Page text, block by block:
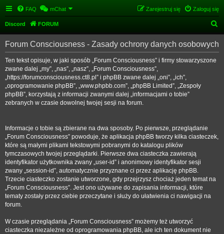
FAQ mChat Zaloguj się
Zarejestruj się
Discord FORUM
z
Forum Consciousness - Zasady ochrony danych osobowych
Ten tekst opisuje, w jaki sposób „Forum Consciousness” i firmy stowarzyszone
zwane dalej „my”, „nas”, „nasz”, „Forum Consciousness”,
„https://forumconsciousness.ct8.pl” i phpBB zwane dalej „oni”, „ich”,
„oprogramowanie phpBB”, „www.phpbb.com”, „phpBB Limited”, „Zespoły
phpBB”, korzystają z informacji zwanymi dalej „informacjami o tobie”
zebranych w czasie dowolnej twojej sesji na forum.
Informacje o tobie są zbierane na dwa sposoby. Po pierwsze, przeglądanie
„Forum Consciousness” powoduje, że aplikacja phpBB tworzy kilka ciasteczek,
które są małymi plikami tekstowymi pobranymi do katalogu plików
tymczasowych twojej przeglądarki. Pierwsze dwa ciasteczka zawierają
identyfikator użytkownika zwany „user-id” i anonimowy identyfikator sesji
zwany „session-id”, automatycznie przyznane ci przez aplikację phpBB.
Trzecie ciasteczko zostanie utworzone, gdy przejrzysz chociaż jeden temat na
„Forum Consciousness”. Jest ono używane do zapisania informacji, które
tematy zostały przez ciebie przeczytane i służy do ułatwienia ci nawigacji na
forum.
W czasie przeglądania „Forum Consciousness” możemy też utworzyć
ciasteczka niezależne od oprogramowania phpBB, ale ich ten dokument nie